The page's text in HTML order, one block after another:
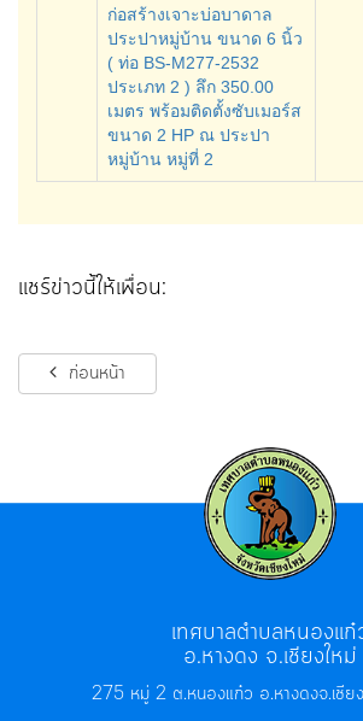
ก่อสร้างเจาะบ่อบาดาล
ประปาหมู่บ้าน ขนาด 6 นิ้ว
( ท่อ BS-M277-2532
ประเภท 2 ) ลึก 350.00
เมตร พร้อมติดตั้งซับเมอร์ส
ขนาด 2 HP ณ ประปา
หมู่บ้าน หมู่ที่ 2
แชร์ข่าวนี้ให้เพื่อน:
ก่อนหน้า
275 หมู่ 2 ต.หนองแก๋ว อ.หางดงจ.เชี
เทศบาลตำบลหนองแก๋
อ.หางดง จ.เชียงใหม่